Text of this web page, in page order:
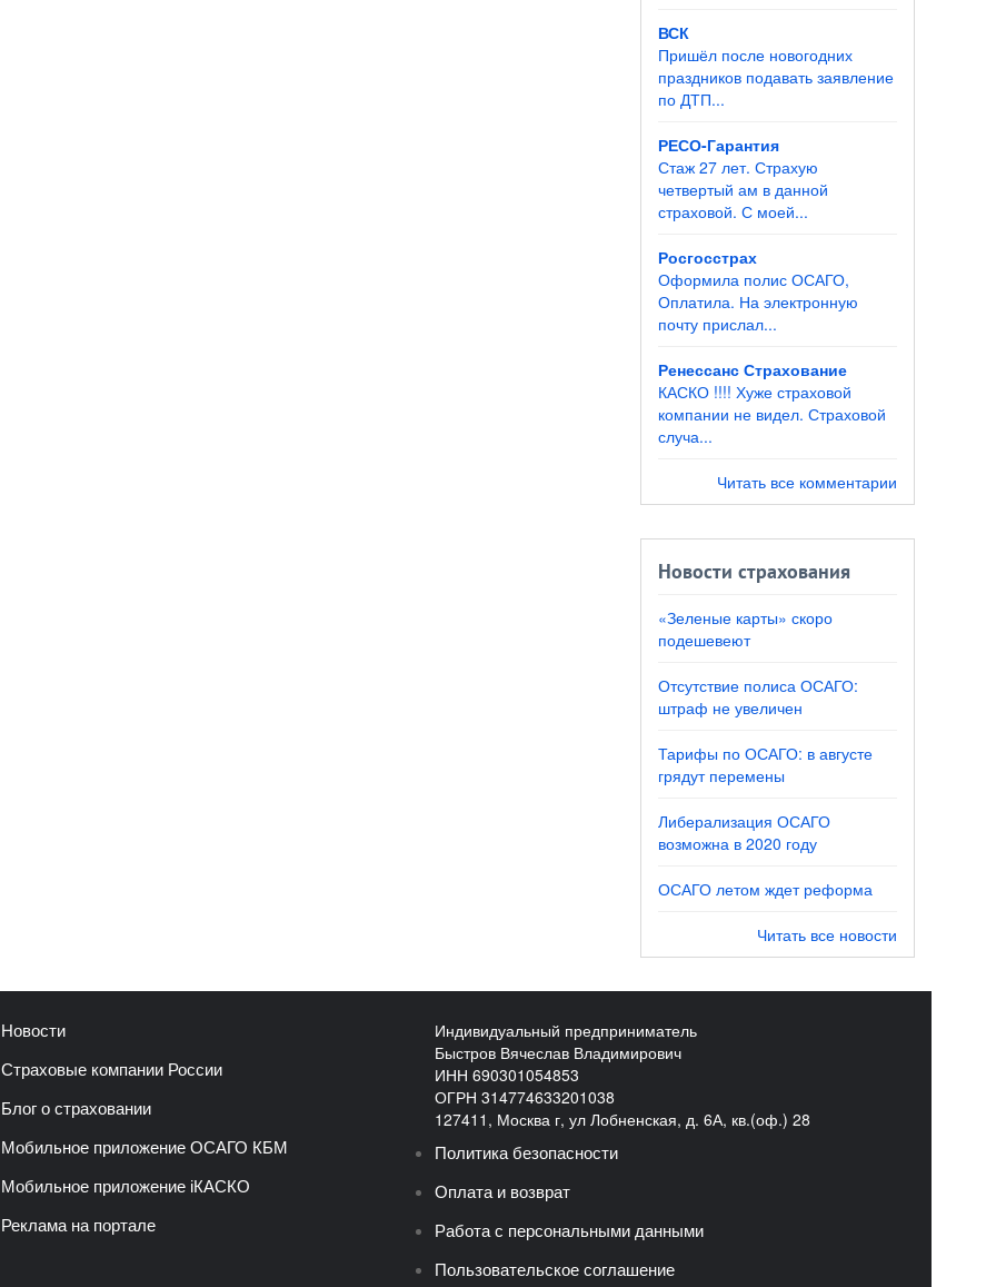
ВСК
Пришёл после новогодних
праздников подавать заявление
по ДТП...
РЕСО-Гарантия
Стаж 27 лет. Страхую
четвертый ам в данной
страховой. С моей...
Росгосстрах
Оформила полис ОСАГО,
Оплатила. На электронную
почту прислал...
Ренессанс Страхование
КАСКО !!!! Хуже страховой
компании не видел. Страховой
случа...
Читать все комментарии
Новости страхования
«Зеленые карты» скоро
подешевеют
Отсутствие полиса ОСАГО:
штраф не увеличен
Тарифы по ОСАГО: в августе
грядут перемены
Либерализация ОСАГО
возможна в 2020 году
ОСАГО летом ждет реформа
Читать все новости
Новости
Страховые компании России
Блог о страховании
Мобильное приложение ОСАГО КБМ
Мобильное приложение iКАСКО
Реклама на портале
Индивидуальный предприниматель
Быстров Вячеслав Владимирович
ИНН 690301054853
ОГРН 314774633201038
127411, Москва г, ул Лобненская, д. 6А, кв.(оф.) 28
Политика безопасности
Оплата и возврат
Работа с персональными данными
Пользовательское соглашение